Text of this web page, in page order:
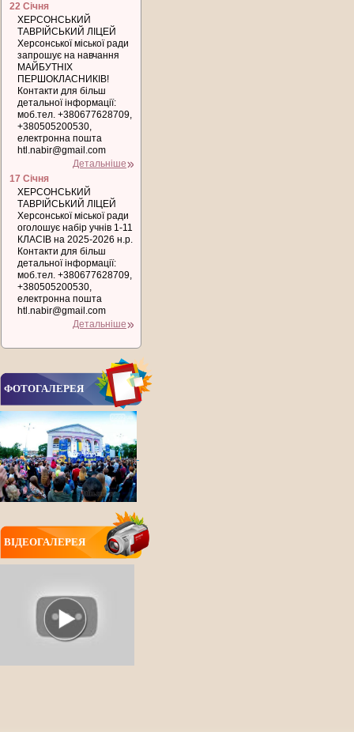
22 Січня
ХЕРСОНСЬКИЙ
ТАВРІЙСЬКИЙ ЛІЦЕЙ
Херсонської міської ради
запрошує на навчання
МАЙБУТНІХ
ПЕРШОКЛАСНИКІВ!
Контакти для більш
детальної інформації:
моб.тел. +380677628709,
+380505200530,
електронна пошта
htl.nabir@gmail.com
Детальніше
17 Січня
ХЕРСОНСЬКИЙ
ТАВРІЙСЬКИЙ ЛІЦЕЙ
Херсонської міської ради
оголошує набір учнів 1-11
КЛАСІВ на 2025-2026 н.р.
Контакти для більш
детальної інформації:
моб.тел. +380677628709,
+380505200530,
електронна пошта
htl.nabir@gmail.com
Детальніше
ФОТОГАЛЕРЕЯ
ВIДЕОГАЛЕРЕЯ